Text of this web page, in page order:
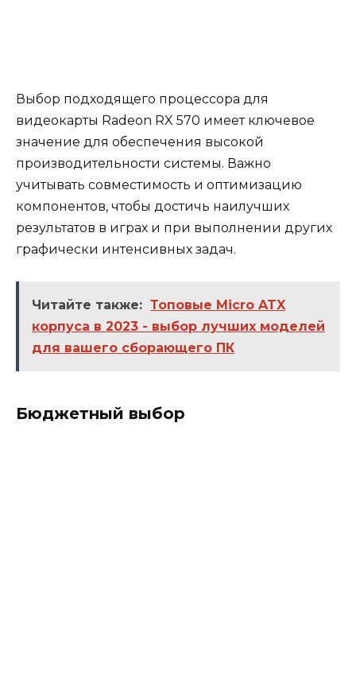
Выбор подходящего процессора для
видеокарты Radeon RX 570 имеет ключевое
значение для обеспечения высокой
производительности системы. Важно
учитывать совместимость и оптимизацию
компонентов, чтобы достичь наилучших
результатов в играх и при выполнении других
графически интенсивных задач.
Читайте также: Топовые Micro ATX
корпуса в 2023 - выбор лучших моделей
для вашего сборающего ПК
Бюджетный выбор